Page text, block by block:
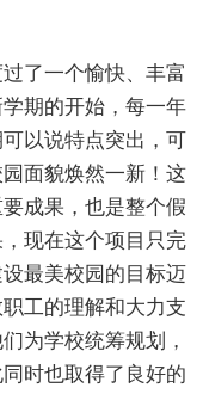
了一个愉快、丰富
期的开始，每一年
以说特点突出，可
面貌焕然一新！这
成果，也是整个假
现在这个项目只完
最美校园的目标迈
工的理解和大力支
为学校统筹规划，
时也取得了良好的